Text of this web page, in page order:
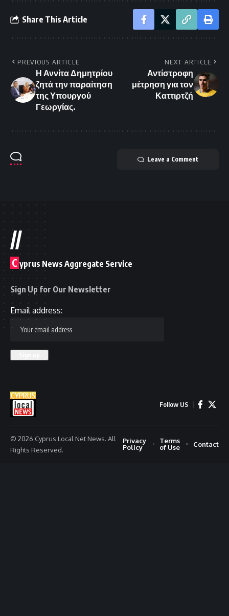
Share This Article
PREVIOUS ARTICLE
Η Αννίτα Δημητρίου
ζητά την παραίτηση
της Υπουργού
Γεωργίας.
NEXT ARTICLE
Αντίστροφη
μέτρηση για τον
Καττιρτζή
Leave a Comment
//
C yprus News Aggregate Service
Sign Up for Our Newsletter
Email address:
Follow US
© 2026 Cyprus Local Net News. All
Rights Reserved.
Privacy
Policy
Terms
of Use
Contact